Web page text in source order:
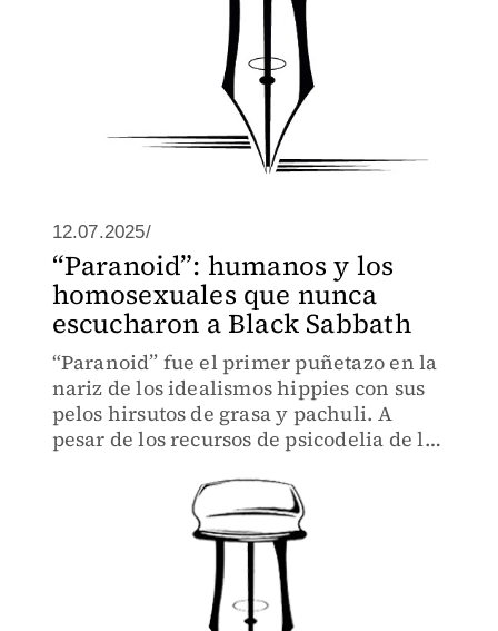
12.07.2025/
“Paranoid”: humanos y los
homosexuales que nunca
escucharon a Black Sabbath
“Paranoid” fue el primer puñetazo en la
nariz de los idealismos hippies con sus
pelos hirsutos de grasa y pachuli. A
pesar de los recursos de psicodelia de los
pesado más elástico